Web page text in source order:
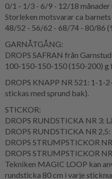
0/1 - 1/3 - 6/9 - 12/18 månader
Storleken motsvarar ca
48/52 - 56/62 - 68/74 - 80/86
GARNÅTGÅNG:
DROPS SAFRAN från
100-150-150-150 (150-200) g
DROPS KNAPP NR 521: 1-1-
stickas med sprund bak).
STICKOR:
DROPS RUNDSTICKA NR 3:
DROPS RUNDSTICKA NR 2,5:
DROPS STRUMPSTICKOR NR
DROPS STRUMPSTICKOR NR
Tekniken MAGIC LOOP kan
rundsticka 80 cm i varje